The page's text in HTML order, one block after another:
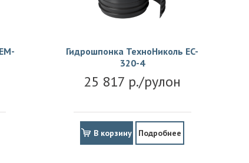
Гидрошпонка ТехноНиколь EC-
320-4
25 817 р./рулон
В корзину Подробнее